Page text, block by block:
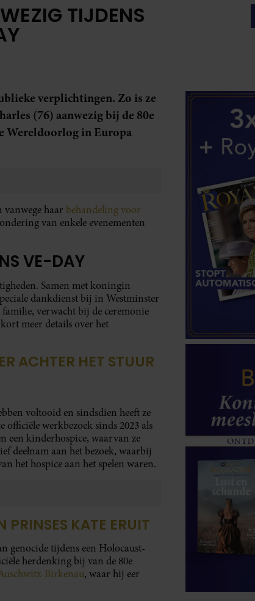
TIJDENS
verplichtingen. Zo is ze
(76) aanwezig bij de 80e
Wereldoorlog in Europa
haar behandeling voor
van enkele evenementen
VE-DAY
Samen met koningin
dankdienst bij in Westminster
verwacht bij de ceremonie
meer details over het
ACHTER HET STUUR
voltooid en sindsdien heeft ze
werkbezoek sinds 2023 als
een kinderhospice, waarvan ze
deelnam aan het bezoek, waarbij
het hospice aan het spelen waren.
PRINSES KATE ERUIT
genocide tijdens een Holocaust-
herdenking bij van de 80e
Birkenau, waar hij eer